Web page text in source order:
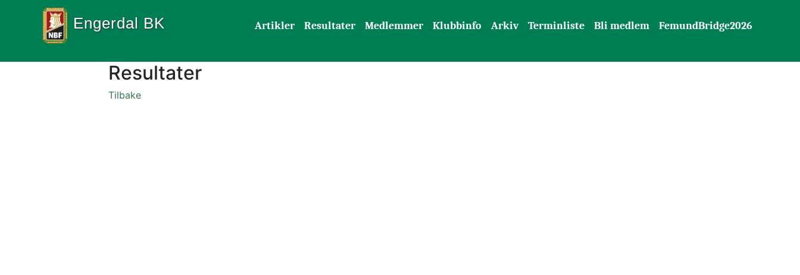
Engerdal BK Artikler Resultater Medlemmer Klubbinfo Arkiv Terminliste Bli medlem FemundBridge2026
Resultater
Tilbake